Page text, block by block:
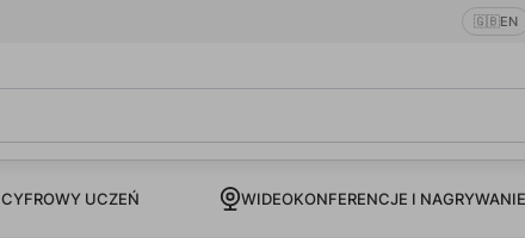
🇬🇧EN
CYFROWY UCZEŃ WIDEOKONFERENCJE I NAGRYWANIE